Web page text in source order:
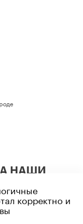
НАШИ
корректно и